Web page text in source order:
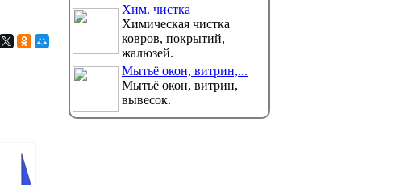
Хим. чистка
Химическая чистка
ковров, покрытий,
жалюзей.
Мытьё окон, витрин,...
Мытьё окон, витрин,
вывесок.